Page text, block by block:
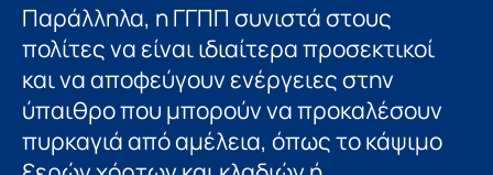
Παράλληλα, η ΓΓΠΠ συνιστά στους
πολίτες να είναι ιδιαίτερα προσεκτικοί
και να αποφεύγουν ενέργειες στην
ύπαιθρο που μπορούν να προκαλέσουν
πυρκαγιά από αμέλεια, όπως το κάψιμο